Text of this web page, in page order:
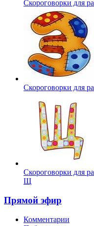
Скороговорки для
Скороговорки для
Скороговорки для
Щ
Прямой эфир
Комментарии